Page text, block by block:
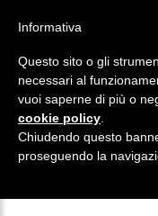
Informativa
Questo sito o gli
necessari al
vuoi saperne di più o
cookie policy
Chiudendo questo
proseguendo la